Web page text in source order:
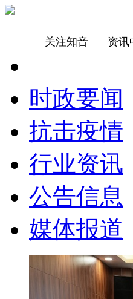
关注知音 资讯
时政要闻
抗击疫情
行业资讯
公告信息
媒体报道